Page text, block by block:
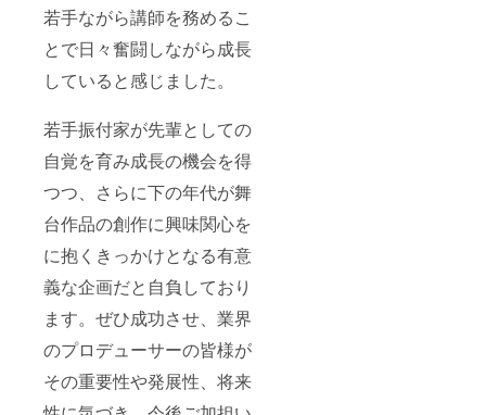
若手ながら講師を務めるこ
とで日々奮闘しながら成長
していると感じました。
若手振付家が先輩としての
自覚を育み成長の機会を得
つつ、さらに下の年代が舞
台作品の創作に興味関心を
に抱くきっかけとなる有意
義な企画だと自負しており
ます。ぜひ成功させ、業界
のプロデューサーの皆様が
その重要性や発展性、将来